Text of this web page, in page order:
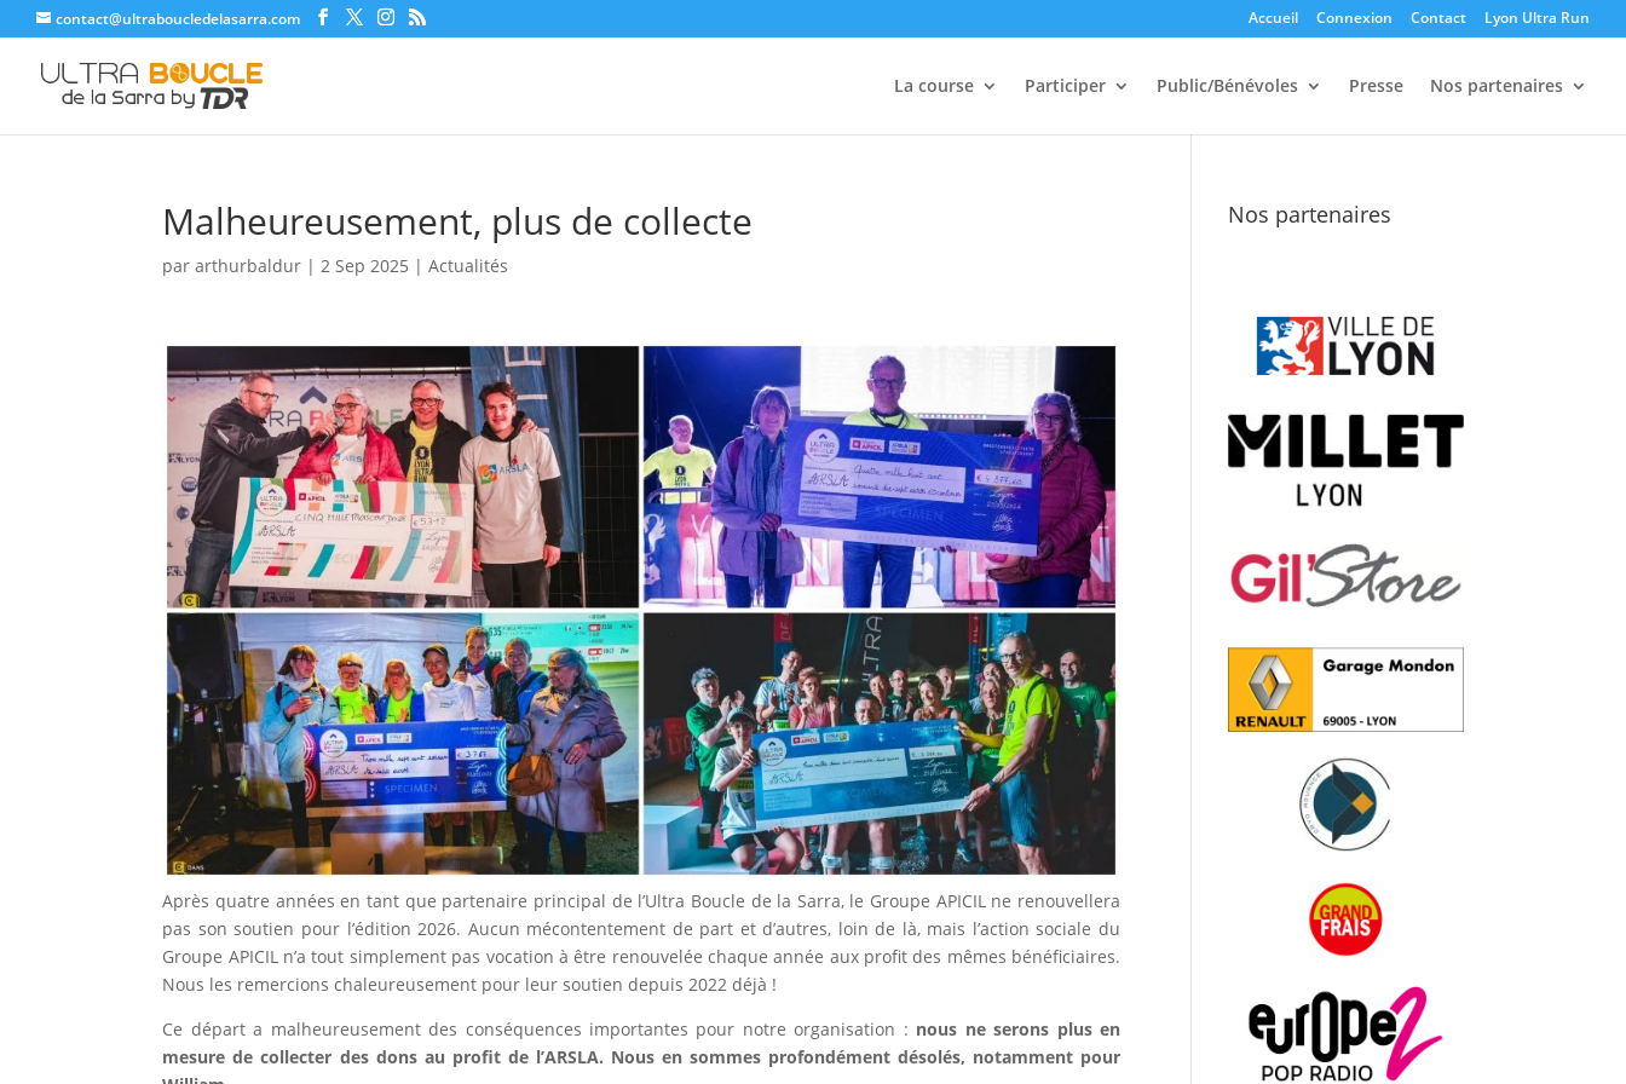
contact@ultraboucledelasarra.com Accueil Connexion Contact Lyon Ultra Run
La course Participer Public/Bénévoles Presse Nos partenaires
Malheureusement, plus de collecte
pararthurbaldur |2 Sep 2025 |Actualités
Après quatre années en tant que partenaire principal de l’Ultra Boucle de la Sarra, le Groupe APICIL ne renouvellera
pas son soutien pour l’édition 2026. Aucun mécontentement de part et d’autres, loin de là, mais l’action sociale du
Groupe APICIL n’a tout simplement pas vocation à être renouvelée chaque année aux profit des mêmes bénéficiaires.
Nous les remercions chaleureusement pour leur soutien depuis 2022 déjà !
Ce départ a malheureusement des conséquences importantes pour notre organisation : nous ne serons plus en
mesure de collecter des dons au profit de l’ARSLA. Nous en sommes profondément désolés, notamment pour
Nos partenaires